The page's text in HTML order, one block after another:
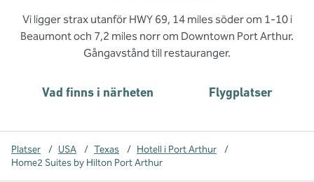
Vi ligger strax utanför HWY 69, 14 miles söder om 1-10 i
Beaumont och 7,2 miles norr om Downtown Port Arthur.
Gångavstånd till restauranger.
Vad finns i närheten Flygplatser
Platser / USA / Texas / Hotell i Port Arthur
/
Home2 Suites by Hilton Port Arthur